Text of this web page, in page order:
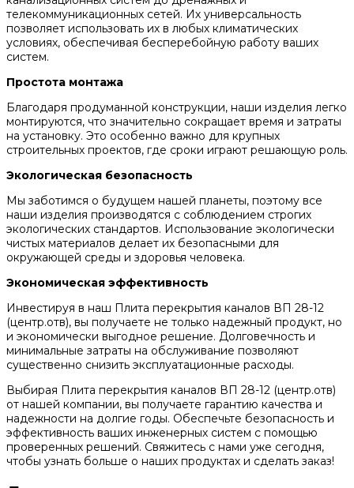
телекоммуникационных сетей. Их универсальность
позволяет использовать их в любых климатических
условиях, обеспечивая бесперебойную работу ваших
систем.
Простота монтажа
Благодаря продуманной конструкции, наши изделия легко
монтируются, что значительно сокращает время и затраты
на установку. Это особенно важно для крупных
строительных проектов, где сроки играют решающую роль.
Экологическая безопасность
Мы заботимся о будущем нашей планеты, поэтому все
наши изделия производятся с соблюдением строгих
экологических стандартов. Использование экологически
чистых материалов делает их безопасными для
окружающей среды и здоровья человека.
Экономическая эффективность
Инвестируя в наш Плита перекрытия каналов ВП 28-12
(центр.отв), вы получаете не только надежный продукт, но
и экономически выгодное решение. Долговечность и
минимальные затраты на обслуживание позволяют
существенно снизить эксплуатационные расходы.
Выбирая Плита перекрытия каналов ВП 28-12 (центр.отв)
от нашей компании, вы получаете гарантию качества и
надежности на долгие годы. Обеспечьте безопасность и
эффективность ваших инженерных систем с помощью
проверенных решений. Свяжитесь с нами уже сегодня,
чтобы узнать больше о наших продуктах и сделать заказ!